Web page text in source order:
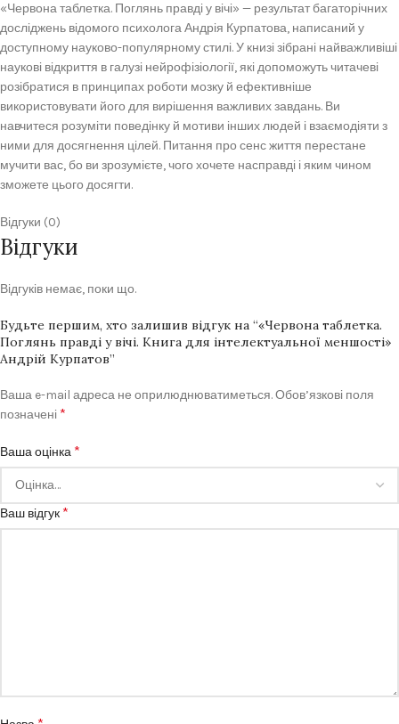
«Червона таблетка. Поглянь правді у вічі» — результат багаторічних
досліджень відомого психолога Андрія Курпатова, написаний у
доступному науково-популярному стилі. У книзі зібрані найважливіші
наукові відкриття в галузі нейрофізіології, які допоможуть читачеві
розібратися в принципах роботи мозку й ефективніше
використовувати його для вирішення важливих завдань. Ви
навчитеся розуміти поведінку й мотиви інших людей і взаємодіяти з
ними для досягнення цілей. Питання про сенс життя перестане
мучити вас, бо ви зрозумієте, чого хочете насправді і яким чином
зможете цього досягти.
Відгуки (0)
Відгуки
Відгуків немає, поки що.
Будьте першим, хто залишив відгук на “«Червона таблетка.
Поглянь правді у вічі. Книга для інтелектуальної меншості»
Андрій Курпатов”
Ваша e-mail адреса не оприлюднюватиметься.Обов’язкові поля
позначені *
Ваша оцінка *
Ваш відгук *